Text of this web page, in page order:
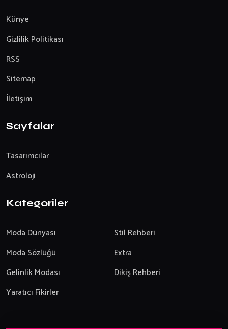
Künye
Gizlilik Politikası
RSS
Sitemap
İletişim
Sayfalar
Tasarımcılar
Astroloji
Kategoriler
Moda Dünyası
Stil Rehberi
Moda Sözlüğü
Extra
Gelinlik Modası
Dikiş Rehberi
Yaratıcı Fikirler